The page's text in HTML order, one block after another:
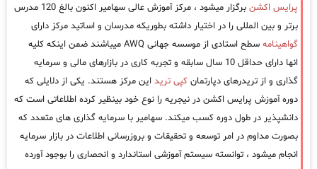
پرایس اکشن
برگزار میشود ، مرکز آموزش عالی سهامیر اکنون بالغ 120 مدرس
برتر و بین المللی را در اختیار داشته بطوریکه مدرسان و اساتید مرکز دارای
گواهینامه
سطح استادی از موسسه جهانی AWQ میباشند ضمن اینکه کلیه
انها دارای حداقل 10 سال سابقه و تجربه کاری در بازارهای مالی و سرمایه
گذاری و از تریدرهای دپارتمان کپی ترید این مرکز هستند. یکی از دلایلی که
دوره آموزش پرایس اکشن در نیجریه را نوع خود بینظیر کرده اطلاعاتی است که
دانشپذیر در طول دوره کسب میکند. سهامیر با سرمایه گذاری های متعدد که
بصورت مداوم در امر توسعه و تحقیقات و بروزرسانی اطلاعات در بازار سرمایه
انجام میشود ، توانسته سیستم آموزشی استاندارد و انحصاری را بوجود آورده